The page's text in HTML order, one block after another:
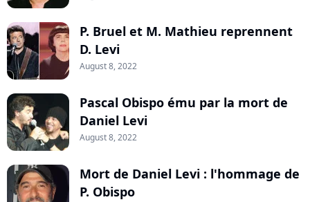
P. Bruel et M. Mathieu reprennent
D. Levi
August 8, 2022
Pascal Obispo ému par la mort de
Daniel Levi
August 8, 2022
Mort de Daniel Levi : l'hommage de
P. Obispo